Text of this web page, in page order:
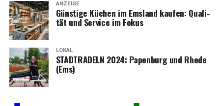
ANZEIGE
Güns­ti­ge Küchen im Ems­land kau­fen: Qua­li­
tät und Ser­vice im Fokus
LOKAL
STADTRADELN 2024: Papen­burg und Rhe­de
(Ems)